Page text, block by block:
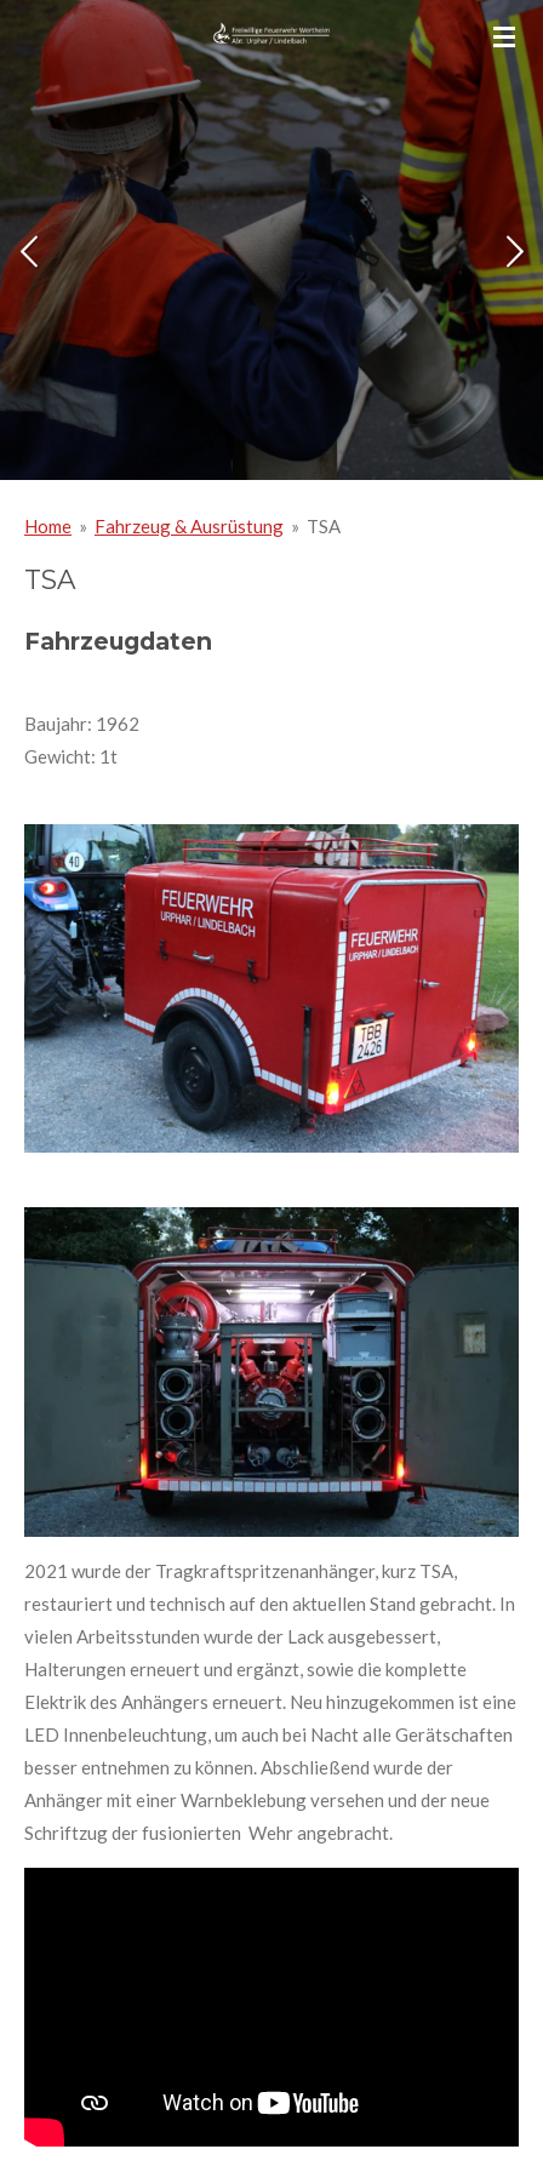
Hauptinhalt
springen
Home » Fahrzeug & Ausrüstung » TSA
TSA
Fahrzeugdaten
Baujahr: 1962
Gewicht: 1t
2021 wurde der Tragkraftspritzenanhänger, kurz TSA,
restauriert und technisch auf den aktuellen Stand gebracht. In
vielen Arbeitsstunden wurde der Lack ausgebessert,
Halterungen erneuert und ergänzt, sowie die komplette
Elektrik des Anhängers erneuert. Neu hinzugekommen ist eine
LED Innenbeleuchtung, um auch bei Nacht alle Gerätschaften
besser entnehmen zu können. Abschließend wurde der
Anhänger mit einer Warnbeklebung versehen und der neue
Schriftzug der fusionierten Wehr angebracht.